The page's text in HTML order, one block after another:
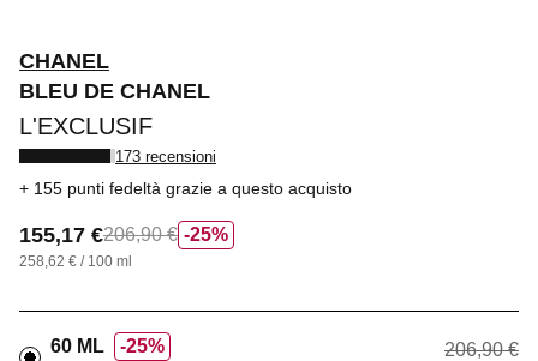
CHANEL
BLEU DE CHANEL
L'EXCLUSIF
173 recensioni
155 punti fedeltà grazie a questo acquisto
25%
155,17 €206,90 €
258,62 € / 100 ml
60 ML 25% 206,90 €